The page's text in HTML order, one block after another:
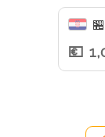
🏪